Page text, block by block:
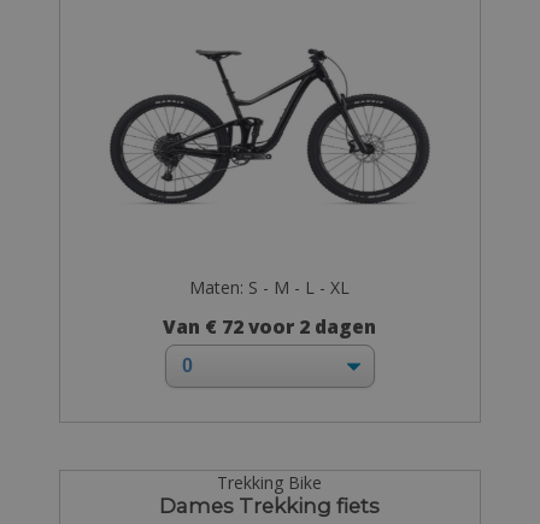
Maten: S - M - L - XL
Van € 72 voor 2 dagen
Trekking Bike
Dames Trekking fiets